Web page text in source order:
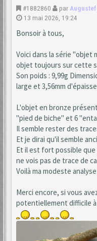
#1882860 par
13 mai 2026, 19:24
Bonsoir à tous,
Voici dans la série "objet
objet toujours sur cette
Son poids : 9,99g
large et 3,56mm
L'objet en bronze
"pied de biche" et 6
Il semble rester des
Et je dirai qu'il semble
Et il est fort possible
ne vois pas de trace de
Voilà ma modeste
Merci encore, si vous
potentiellement difficile